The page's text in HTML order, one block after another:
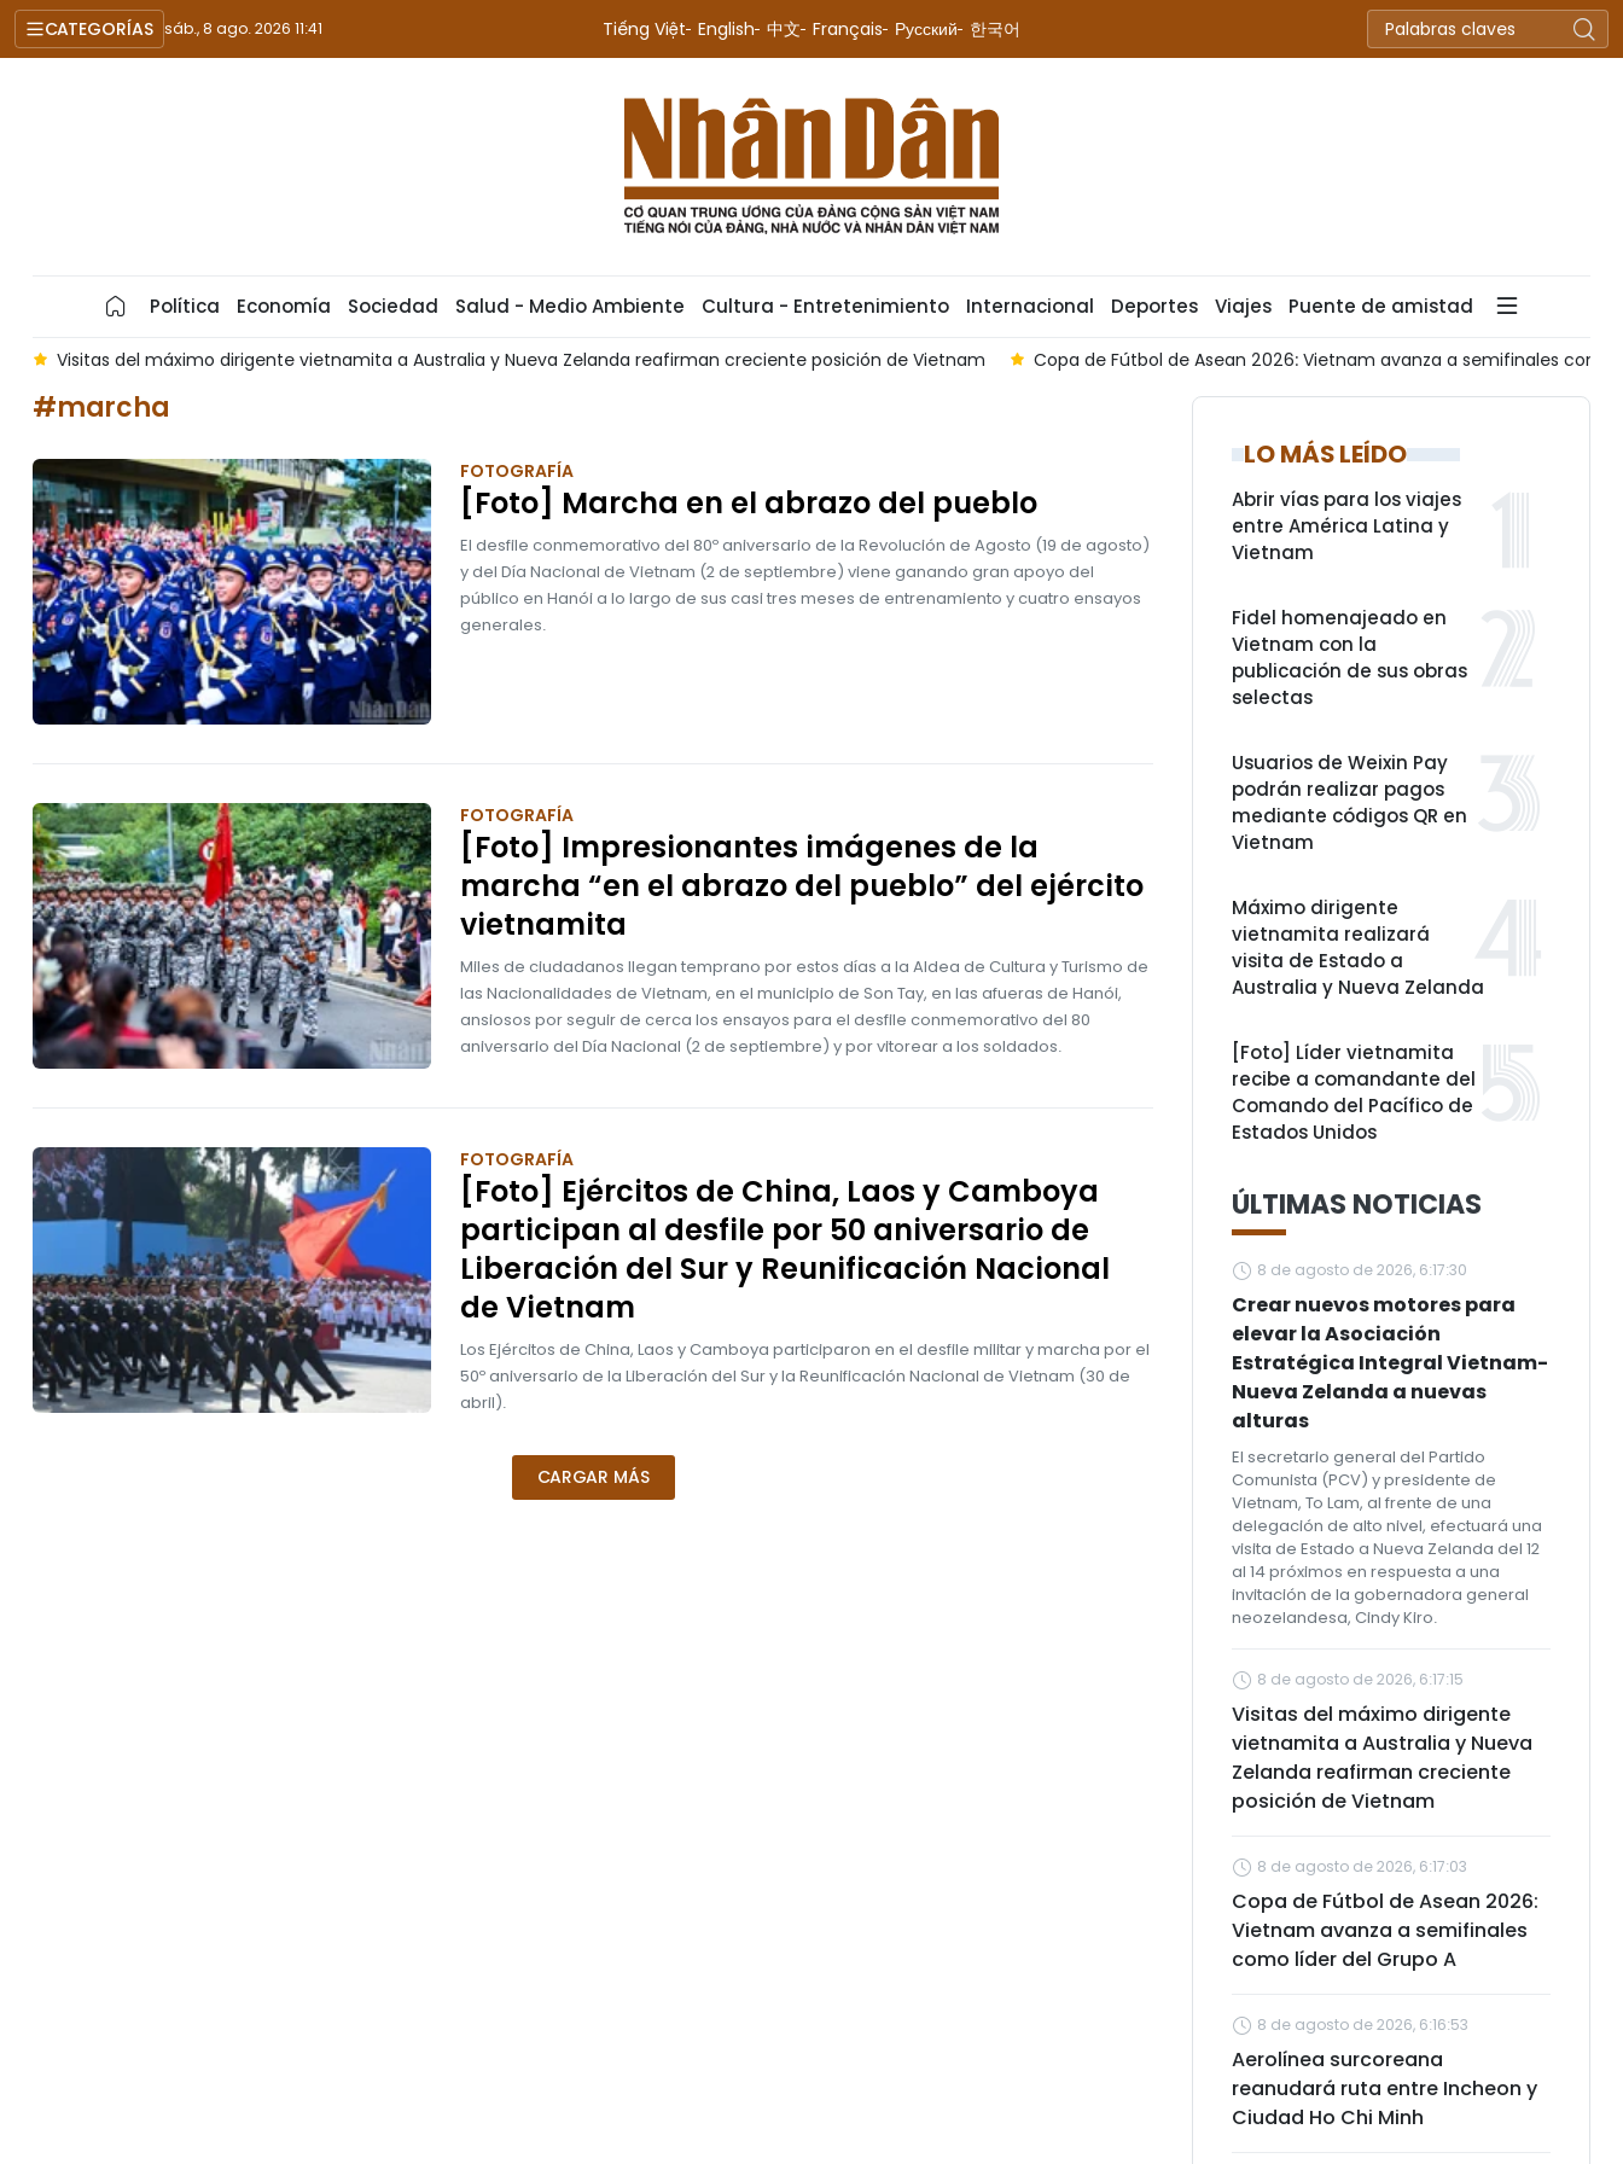
CATEGORÍAS sáb., 8 ago. 2026 11:41 Tiếng Việt English 中文 Français Русский 한국어
Política Economía Sociedad Salud - Medio Ambiente Cultura - Entretenimiento Internacional Deportes Viajes Puente de amistad
vietnamita a Australia y Nueva Zelanda reafirman creciente posición de Vietnam Copa de Fútbol de Asean 2026: Vietnam avanza a semifinales como líder del Grupo A Aerolínea
#marcha
FOTOGRAFÍA
[Foto] Marcha en el abrazo del pueblo
El desfile conmemorativo del 80º aniversario de la Revolución de Agosto (19 de agosto)
y del Día Nacional de Vietnam (2 de septiembre) viene ganando gran apoyo del
público en Hanói a lo largo de sus casi tres meses de entrenamiento y cuatro ensayos
generales.
FOTOGRAFÍA
[Foto] Impresionantes imágenes de la
marcha “en el abrazo del pueblo” del ejército
vietnamita
Miles de ciudadanos llegan temprano por estos días a la Aldea de Cultura y Turismo de
las Nacionalidades de Vietnam, en el municipio de Son Tay, en las afueras de Hanói,
ansiosos por seguir de cerca los ensayos para el desfile conmemorativo del 80
aniversario del Día Nacional (2 de septiembre) y por vitorear a los soldados.
FOTOGRAFÍA
[Foto] Ejércitos de China, Laos y Camboya
participan al desfile por 50 aniversario de
Liberación del Sur y Reunificación Nacional
de Vietnam
Los Ejércitos de China, Laos y Camboya participaron en el desfile militar y marcha por el
50º aniversario de la Liberación del Sur y la Reunificación Nacional de Vietnam (30 de
abril).
CARGAR MÁS
LO MÁS LEÍDO
Abrir vías para los viajes
entre América Latina y
Vietnam
Fidel homenajeado en
Vietnam con la
publicación de sus obras
selectas
Usuarios de Weixin Pay
podrán realizar pagos
mediante códigos QR en
Vietnam
Máximo dirigente
vietnamita realizará
visita de Estado a
Australia y Nueva Zelanda
[Foto] Líder vietnamita
recibe a comandante del
Comando del Pacífico de
Estados Unidos
ÚLTIMAS NOTICIAS
8 de agosto de 2026, 6:17:30
Crear nuevos motores para
elevar la Asociación
Estratégica Integral Vietnam-
Nueva Zelanda a nuevas
alturas
El secretario general del Partido
Comunista (PCV) y presidente de
Vietnam, To Lam, al frente de una
delegación de alto nivel, efectuará una
visita de Estado a Nueva Zelanda del 12
al 14 próximos en respuesta a una
invitación de la gobernadora general
neozelandesa, Cindy Kiro.
8 de agosto de 2026, 6:17:15
Visitas del máximo dirigente
vietnamita a Australia y Nueva
Zelanda reafirman creciente
posición de Vietnam
8 de agosto de 2026, 6:17:03
Copa de Fútbol de Asean 2026:
Vietnam avanza a semifinales
como líder del Grupo A
8 de agosto de 2026, 6:16:53
Aerolínea surcoreana
reanudará ruta entre Incheon y
Ciudad Ho Chi Minh